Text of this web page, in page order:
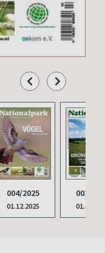
004/2025
01.12.2025
003/